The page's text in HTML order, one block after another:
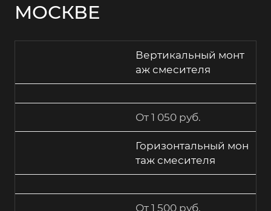
МОСКВЕ
Вертикальный монт
аж смесителя
От 1 050 руб.
Горизонтальный мон
таж смесителя
От 1 500 руб.